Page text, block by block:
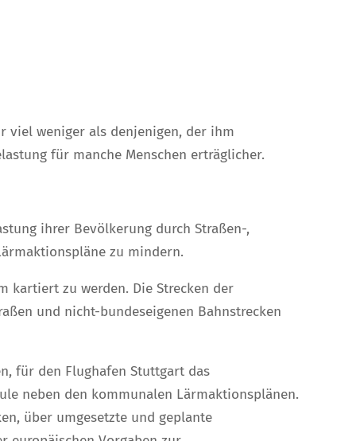
viel weniger als denjenigen, der ihm
für manche Menschen erträglicher.
ihrer Bevölkerung durch Straßen-,
zu mindern.
kartiert zu werden. Die Strecken der
und nicht-bundeseigenen Bahnstrecken
für den Flughafen Stuttgart das
neben den kommunalen Lärmaktionsplänen.
über umgesetzte und geplante